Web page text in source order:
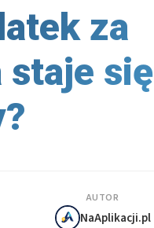
za
staje się
AUTOR
NaAplikacji.pl